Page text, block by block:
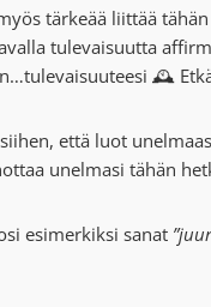
tärkeää liittää
tulevaisuutta
🕰️
että luot
unelmasi tähän
esimerkiksi sanat